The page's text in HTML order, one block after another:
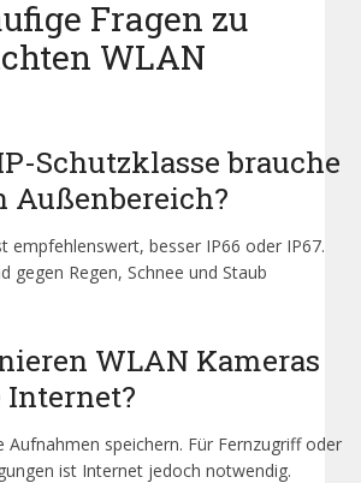
Fragen zu
WLAN
Schutzklasse brauche
Außenbereich?
empfehlenswert, besser IP66 oder IP67.
gegen Regen, Schnee und Staub
WLAN Kameras
Internet?
Aufnahmen speichern. Für Fernzugriff oder
ist Internet jedoch notwendig.